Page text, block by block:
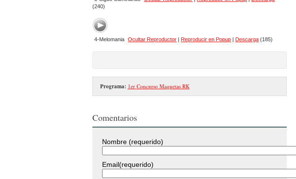
(240)
4-Melomania Ocultar Reproductor |Reproducir en Popup |Descarga (185)
Programa: 1er Concurso Maquetas RK
Comentarios
Nombre (requerido)
Email(requerido)